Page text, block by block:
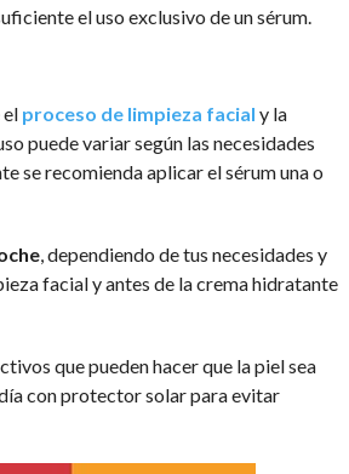
el uso exclusivo de un sérum.
el proceso de limpieza facial y la
puede variar según las necesidades
se recomienda aplicar el sérum una o
, dependiendo de tus necesidades y
facial y antes de la crema hidratante
que pueden hacer que la piel sea
con protector solar para evitar